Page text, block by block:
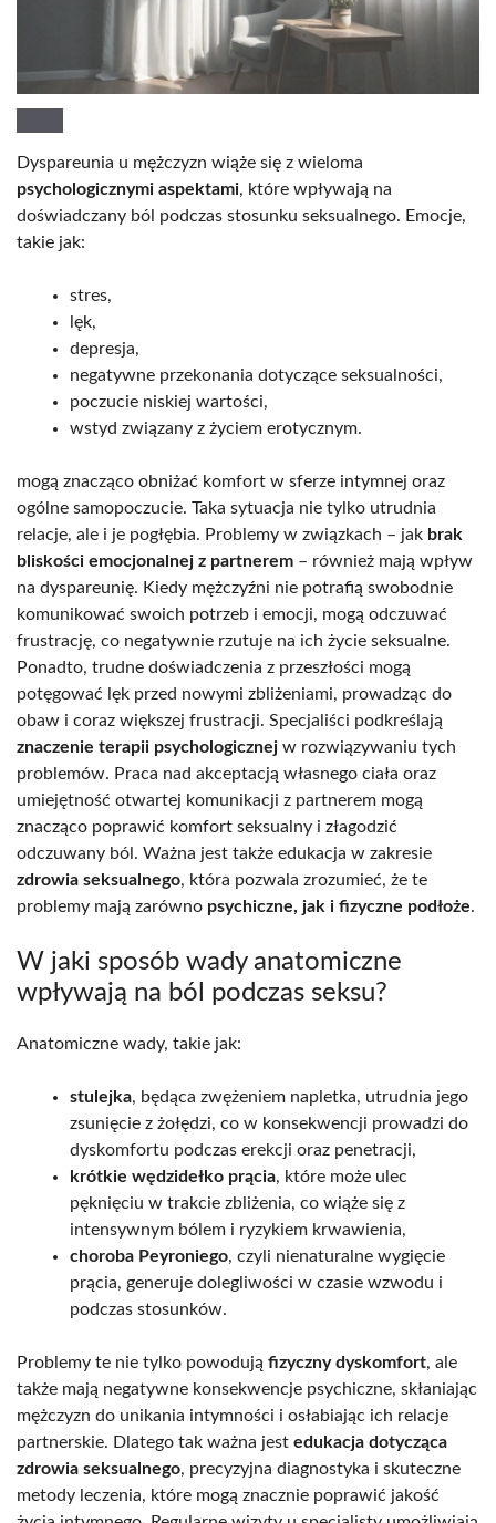
Dyspareunia u mężczyzn wiąże się z wieloma
psychologicznymi aspektami, które wpływają na
doświadczany ból podczas stosunku seksualnego. Emocje,
takie jak:
stres,
lęk,
depresja,
negatywne przekonania dotyczące seksualności,
poczucie niskiej wartości,
wstyd związany z życiem erotycznym.
mogą znacząco obniżać komfort w sferze intymnej oraz
ogólne samopoczucie. Taka sytuacja nie tylko utrudnia
relacje, ale i je pogłębia. Problemy w związkach – jak brak
bliskości emocjonalnej z partnerem – również mają wpływ
na dyspareunię. Kiedy mężczyźni nie potrafią swobodnie
komunikować swoich potrzeb i emocji, mogą odczuwać
frustrację, co negatywnie rzutuje na ich życie seksualne.
Ponadto, trudne doświadczenia z przeszłości mogą
potęgować lęk przed nowymi zbliżeniami, prowadząc do
obaw i coraz większej frustracji. Specjaliści podkreślają
znaczenie terapii psychologicznej w rozwiązywaniu tych
problemów. Praca nad akceptacją własnego ciała oraz
umiejętność otwartej komunikacji z partnerem mogą
znacząco poprawić komfort seksualny i złagodzić
odczuwany ból. Ważna jest także edukacja w zakresie
zdrowia seksualnego, która pozwala zrozumieć, że te
problemy mają zarówno psychiczne, jak i fizyczne podłoże.
W jaki sposób wady anatomiczne
wpływają na ból podczas seksu?
Anatomiczne wady, takie jak:
stulejka, będąca zwężeniem napletka, utrudnia jego
zsunięcie z żołędzi, co w konsekwencji prowadzi do
dyskomfortu podczas erekcji oraz penetracji,
krótkie wędzidełko prącia, które może ulec
pęknięciu w trakcie zbliżenia, co wiąże się z
intensywnym bólem i ryzykiem krwawienia,
choroba Peyroniego, czyli nienaturalne wygięcie
prącia, generuje dolegliwości w czasie wzwodu i
podczas stosunków.
Problemy te nie tylko powodują fizyczny dyskomfort, ale
także mają negatywne konsekwencje psychiczne, skłaniając
mężczyzn do unikania intymności i osłabiając ich relacje
partnerskie. Dlatego tak ważna jest edukacja dotycząca
zdrowia seksualnego, precyzyjna diagnostyka i skuteczne
metody leczenia, które mogą znacznie poprawić jakość